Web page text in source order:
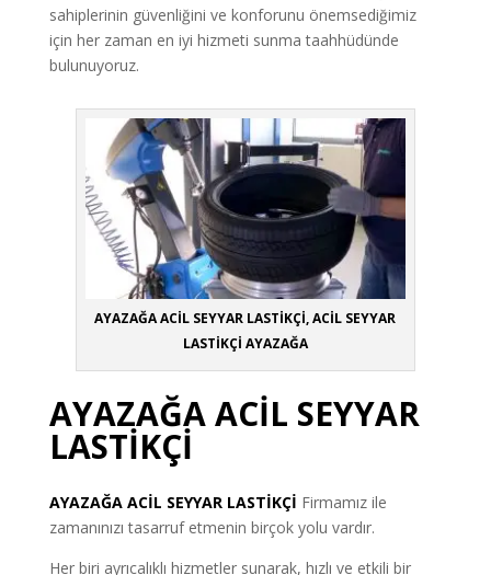
sahiplerinin güvenliğini ve konforunu önemsediğimiz
için her zaman en iyi hizmeti sunma taahhüdünde
bulunuyoruz.
AYAZAĞA ACİL SEYYAR LASTİKÇİ, ACİL SEYYAR
LASTİKÇİ AYAZAĞA
AYAZAĞA ACİL SEYYAR
LASTİKÇİ
AYAZAĞA ACİL SEYYAR LASTİKÇİ Firmamız ile
zamanınızı tasarruf etmenin birçok yolu vardır.
Her biri ayrıcalıklı hizmetler sunarak, hızlı ve etkili bir